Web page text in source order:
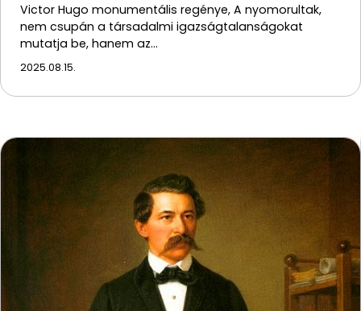
Victor Hugo monumentális regénye, A nyomorultak,
nem csupán a társadalmi igazságtalanságokat
mutatja be, hanem az…
2025.08.15.